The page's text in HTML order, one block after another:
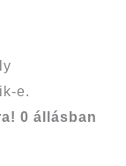
e.
0 állásban